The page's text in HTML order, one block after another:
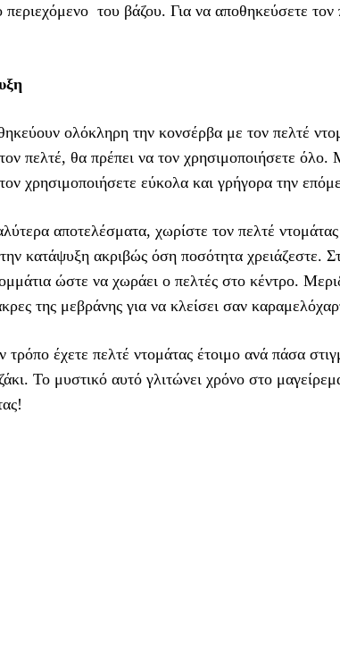
περιεχόμενο του βάζου. Για να αποθηκεύσετε
ολόκληρη την κονσέρβα με τον πελτέ
πελτέ, θα πρέπει να τον χρησιμοποιήσετε
χρησιμοποιήσετε εύκολα και γρήγορα την
αποτελέσματα, χωρίστε τον πελτέ
κατάψυξη ακριβώς όση ποσότητα χρειάζεστε.
ώστε να χωράει ο πελτές στο κέντρο.
της μεβράνης για να κλείσει σαν
έχετε πελτέ ντομάτας έτοιμο ανά πάσα
Το μυστικό αυτό γλιτώνει χρόνο στο